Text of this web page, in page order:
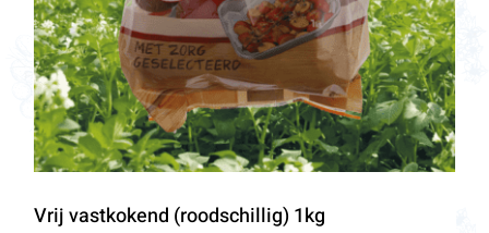
Vrij vastkokend (roodschillig) 1kg